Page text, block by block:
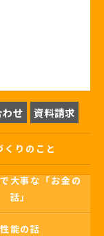
せ 資料請求
くりのこと
大事な「お金の
話」
性能の話